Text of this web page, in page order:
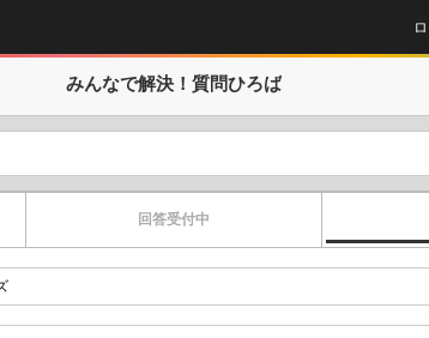
みんなで解決！ 質問ひろば
回答受付中